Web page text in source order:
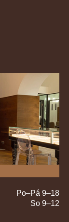
Po–Pá 9–18
So 9–12